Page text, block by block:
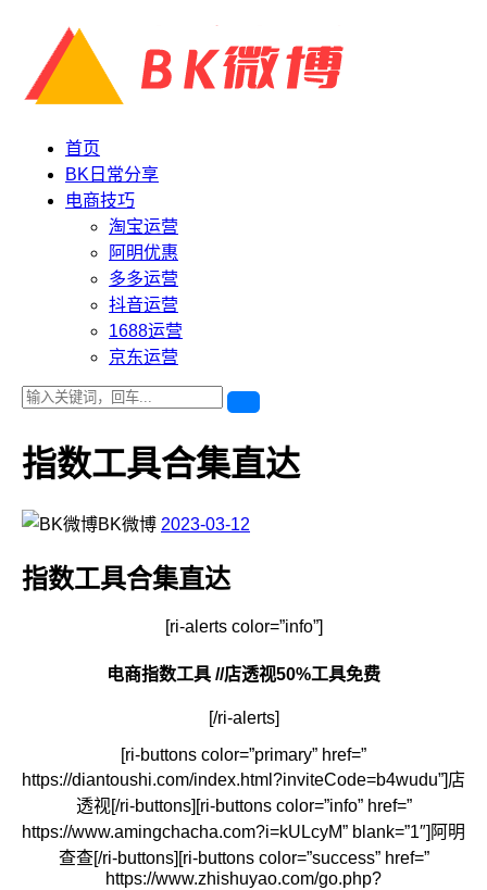
首页
BK日常分享
电商技巧
淘宝运营
阿明优惠
多多运营
抖音运营
1688运营
京东运营
指数工具合集直达
BK微博 2023-03-12
指数工具合集直达
[ri-alerts color=”info”]
电商指数工具 //店透视50%工具免费
[/ri-alerts]
[ri-buttons color=”primary” href=”
https://diantoushi.com/index.html?inviteCode=b4wudu”]店
透视[/ri-buttons][ri-buttons color=”info” href=”
https://www.amingchacha.com?i=kULcyM” blank=”1″]阿明
查查[/ri-buttons][ri-buttons color=”success” href=”
https://www.zhishuyao.com/go.php?